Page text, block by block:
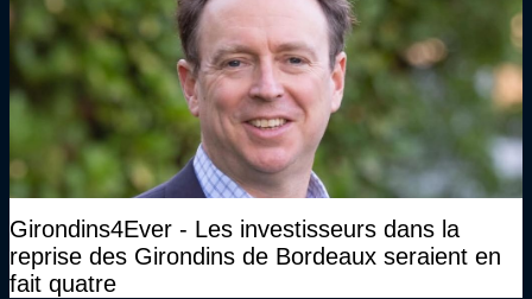
Girondins4Ever - Les investisseurs dans la
reprise des Girondins de Bordeaux seraient en
fait quatre